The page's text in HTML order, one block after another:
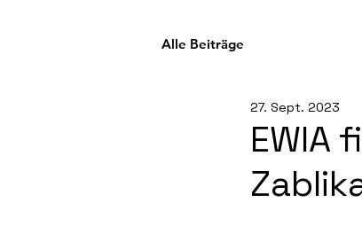
Alle Beiträge
EWIA
27. Sept. 2023